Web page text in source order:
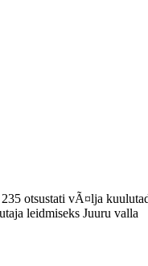
otsustati vÃ¤lja
leidmiseks Juuru valla